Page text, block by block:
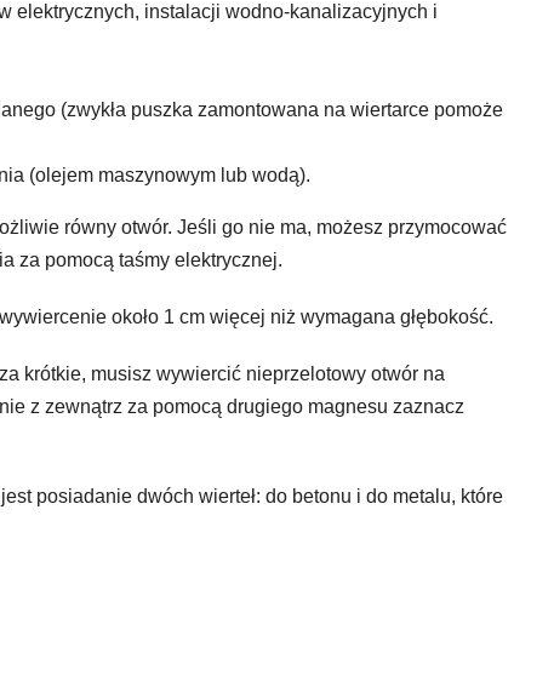
elektrycznych, instalacji wodno-kanalizacyjnych i
(zwykła puszka zamontowana na wiertarce pomoże
(olejem maszynowym lub wodą).
równy otwór. Jeśli go nie ma, możesz przymocować
za pomocą taśmy elektrycznej.
około 1 cm więcej niż wymagana głębokość.
krótkie, musisz wywiercić nieprzelotowy otwór na
z zewnątrz za pomocą drugiego magnesu zaznacz
posiadanie dwóch wierteł: do betonu i do metalu, które